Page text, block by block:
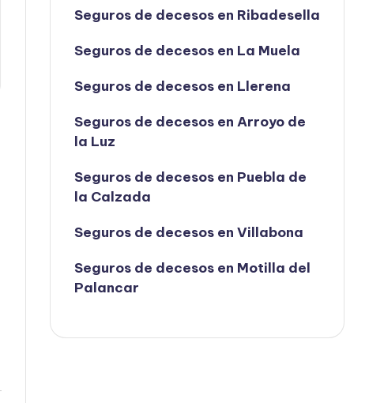
Seguros de decesos en Ribadesella
Seguros de decesos en La Muela
Seguros de decesos en Llerena
Seguros de decesos en Arroyo de
la Luz
Seguros de decesos en Puebla de
la Calzada
Seguros de decesos en Villabona
Seguros de decesos en Motilla del
Palancar